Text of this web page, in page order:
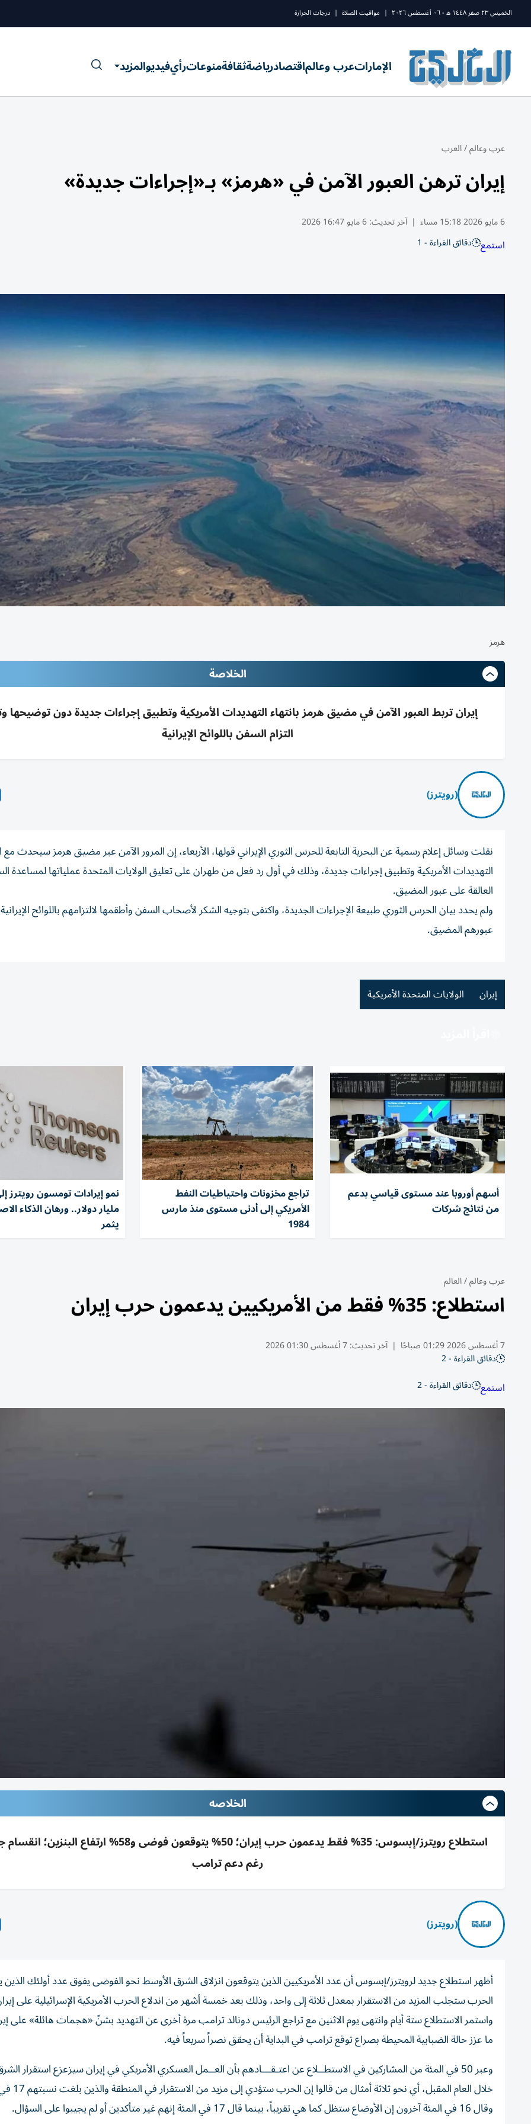
الخميس ٢٣ صفر ١٤٤٨ ه - ٠٦ أغسطس ٢٠٢٦ | مواقيت الصلاة | درجات الحرارة
الإماراتعرب وعالماقتصادرياضةثقافةمنوعاترأيفيديوالمزيد
عرب وعالم/العرب
إيران ترهن العبور الآمن في «هرمز» بـ«إجراءات جديدة»
6 مايو 2026 15:18 مساء | آخر تحديث:6 مايو 16:47 2026
استمع دقائق القراءة - 1
هرمز
الخلاصة
إيران تربط العبور الآمن في مضيق هرمز بانتهاء التهديدات الأمريكية وتطبيق إجراءات جديدة دون توضيحها
التزام السفن باللوائح الإيرانية
(رويترز)
نقلت ‌وسائل إعلام رسمية ​عن البحرية ⁠التابعة ‌للحرس الثوري ‌الإيراني قولها، الأربعاء، إن المرور الآمن عبر ⁠مضيق هرمز سيحدث مع
التهديدات الأمريكية وتطبيق إجراءات جديدة، وذلك ​في أول رد ‌فعل من طهران على تعليق الولايات ⁠المتحدة عملياتها لمساعدة
العالقة ​على ‌عبور المضيق.
ولم ‌يحدد بيان الحرس الثوري طبيعة ‌الإجراءات الجديدة، ‌واكتفى بتوجيه ⁠الشكر لأصحاب ‌السفن وأطقمها لالتزامهم باللوائح
عبورهم المضيق.
إيران الولايات المتحدة الأمريكية
أسهم أوروبا عند مستوى قياسي بدعم
من نتائج شركات
تراجع مخزونات واحتياطيات النفط
الأمريكي إلى أدنى مستوى منذ مارس
1984
مليار دولار.. ورهان الذكاء
يثمر
عرب وعالم/العالم
استطلاع: 35% فقط من الأمريكيين يدعمون حرب إيران
7 أغسطس 2026 01:29 صباحًا | آخر تحديث:7 أغسطس 01:30 2026
دقائق القراءة - 2
استمع دقائق القراءة - 2
الخلاصه
استطلاع رويترز/إبسوس: 35% فقط يدعمون حرب إيران؛ 50% يتوقعون فوضى و58%
رغم دعم ترامب
(رويترز)
أظهر استطلاع جديد لرويترز/إبسوس أن عدد الأمريكيين الذين يتوقعون انزلاق الشرق الأوسط نحو الفوضى يفوق عدد أولئك
الحرب ستجلب المزيد من الاستقرار بمعدل ثلاثة إلى واحد، وذلك بعد خمسة ‌أشهر من اندلاع الحرب الأمريكية الإسرائيلية على
واستمر الاستطلاع ستة أيام وانتهى يوم الاثنين مع تراجع الرئيس دونالد ترامب مرة أخرى عن التهديد بشنّ «هجمات هائلة» على
ما عزز حالة الضبابية المحيطة بصراع توقع ترامب في البداية أن يحقق نصراً سريعاً فيه.
وعبر 50 في المئة من المشاركين في الاستطــلاع عن اعتـقـــادهم بأن العــمل ‌العسكري الأمريكي في إيران سيزعزع استقرار
‌خلال العام المقبل، أي
وقال 16 في المئة آخرون إن الأوضاع ستظل كما هي تقريباً، بينما قال 17 في المئة إنهم غير متأكدين أو لم يجيبوا على السؤال.